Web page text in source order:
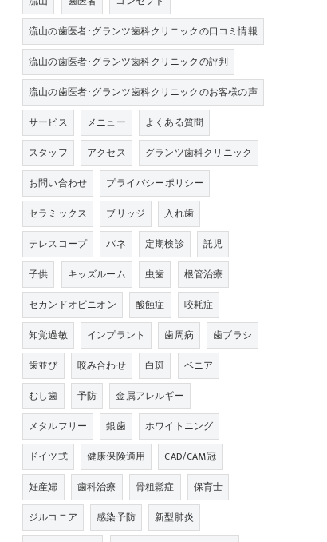
流山の歯医者･グランツ歯科クリニックの口コミ情報
流山の歯医者･グランツ歯科クリニックの評判
流山の歯医者･グランツ歯科クリニックのお客様の声
サービス
メニュー
よくある質問
スタッフ
アクセス
グランツ歯科クリニック
お問い合わせ
プライバシーポリシー
セラミックス
ブリッジ
入れ歯
テレスコープ
バネ 定期検診
託児
子供
キッズルーム 虫歯
根管治療
セカンドオピニオン
酸蝕症
咬耗症
知覚過敏
インプラント 歯周病
歯ブラシ
歯並び
咬み合わせ 白斑
ベニア
むし歯
予防
金属アレルギー
メタルフリー
銀歯
ホワイトニング
ドイツ式
健康保険適用
CAD/CAM冠
妊産婦
歯科治療 骨粗鬆症
保育士
ジルコニア
感染予防
新型肺炎